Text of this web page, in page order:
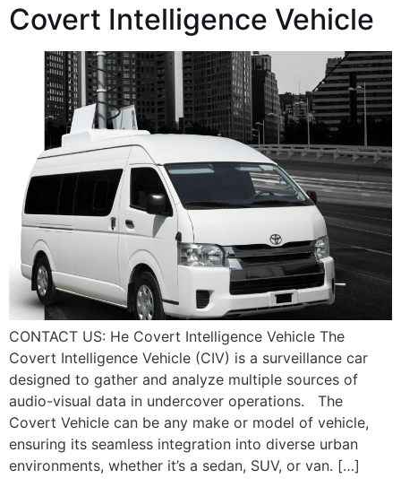
Covert Intelligence Vehicle
CONTACT US: He Covert Intelligence Vehicle The
Covert Intelligence Vehicle‭ (‬CIV‭) ‬is a surveillance car
designed to gather and analyze multiple sources of
audio-visual‭ ‬data in undercover operations‭. ‬ The
Covert Vehicle can be any make or model of vehicle,
ensuring its seamless integration into diverse urban
environments, whether it’s a sedan, SUV, or van. […]